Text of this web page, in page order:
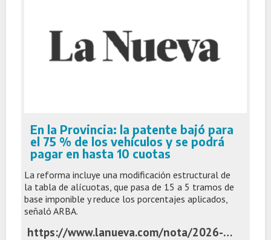
En la Provincia: la patente bajó para
el 75 % de los vehículos y se podrá
pagar en hasta 10 cuotas
La reforma incluye una modificación estructural de
la tabla de alícuotas, que pasa de 15 a 5 tramos de
base imponible y reduce los porcentajes aplicados,
señaló ARBA.
https://www.lanueva.com/nota/2026-3-3-9-23-0-en-la-provincia-la-patente-bajo-para-el-75-de-los-vehiculos-y-se-podra-pagar-en-hasta-10-cuotas